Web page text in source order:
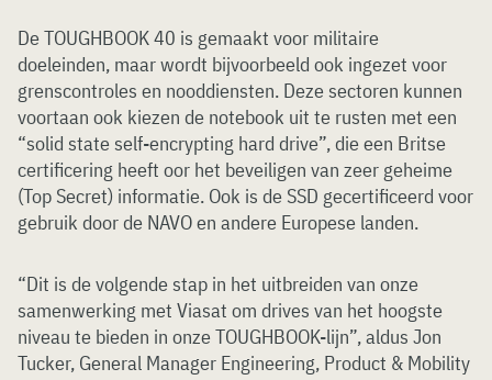
De TOUGHBOOK 40 is gemaakt voor militaire
doeleinden, maar wordt bijvoorbeeld ook ingezet voor
grenscontroles en nooddiensten. Deze sectoren kunnen
voortaan ook kiezen de notebook uit te rusten met een
“solid state self-encrypting hard drive”, die een Britse
certificering heeft oor het beveiligen van zeer geheime
(Top Secret) informatie. Ook is de SSD gecertificeerd voor
gebruik door de NAVO en andere Europese landen.
“Dit is de volgende stap in het uitbreiden van onze
samenwerking met Viasat om drives van het hoogste
niveau te bieden in onze TOUGHBOOK-lijn”, aldus Jon
Tucker, General Manager Engineering, Product & Mobility